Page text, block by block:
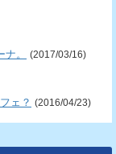
。 (2017/03/16)
ェ？ (2016/04/23)